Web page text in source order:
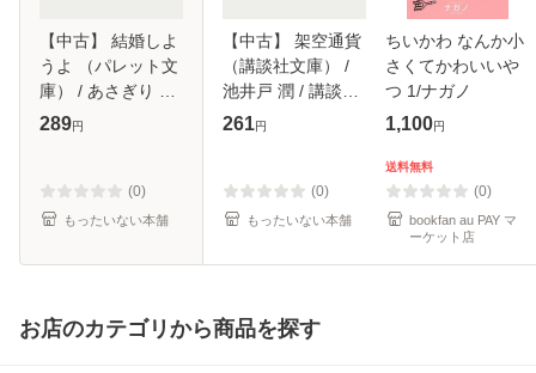
【中古】 結婚しよ
うよ （パレット文
庫） / あさぎり 夕
/ 小学館 [文庫]【メ
289円
(0)
もったいない本舗
【中古】 架空通貨
（講談社文庫） /
池井戸 潤 / 講談社
[文庫]【メール便送
261円
(0)
もったいない本舗
ちいかわ なんか小
さくてかわいいや
つ 1/ナガノ
1,100円
送料無料
(0)
bookfan au PAY マ
ーケット店
お店のカテゴリから商品を探す